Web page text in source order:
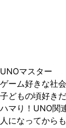
UNOマスター
ゲーム好きな社
子どもの頃好き
ハマり！UNO関
人になってから